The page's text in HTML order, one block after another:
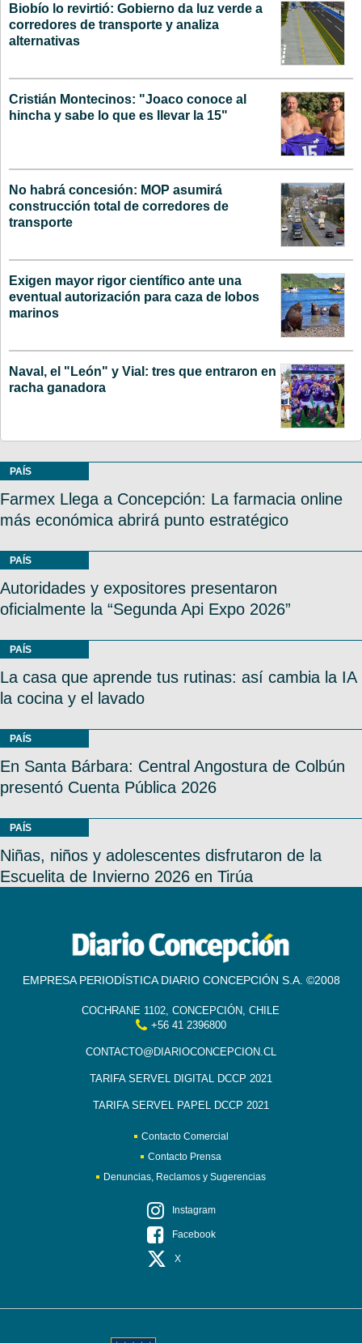
Biobío lo revirtió: Gobierno da luz verde a
corredores de transporte y analiza
alternativas
Cristián Montecinos: "Joaco conoce al
hincha y sabe lo que es llevar la 15"
No habrá concesión: MOP asumirá
construcción total de corredores de
transporte
Exigen mayor rigor científico ante una
eventual autorización para caza de lobos
marinos
Naval, el "León" y Vial: tres que entraron en
racha ganadora
PAÍS
Farmex Llega a Concepción: La farmacia online
más económica abrirá punto estratégico
PAÍS
Autoridades y expositores presentaron
oficialmente la “Segunda Api Expo 2026”
PAÍS
La casa que aprende tus rutinas: así cambia la IA
la cocina y el lavado
PAÍS
En Santa Bárbara: Central Angostura de Colbún
presentó Cuenta Pública 2026
PAÍS
Niñas, niños y adolescentes disfrutaron de la
Escuelita de Invierno 2026 en Tirúa
EMPRESA PERIODÍSTICA DIARIO CONCEPCIÓN S.A. ©2008
COCHRANE 1102, CONCEPCIÓN, CHILE
+56 41 2396800
CONTACTO@DIARIOCONCEPCION.CL
TARIFA SERVEL DIGITAL DCCP 2021
TARIFA SERVEL PAPEL DCCP 2021
Contacto Comercial
Contacto Prensa
Denuncias, Reclamos y Sugerencias
Instagram
Facebook
X